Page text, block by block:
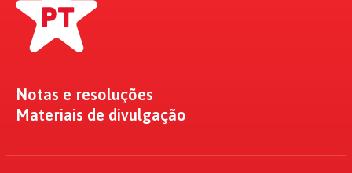
Notas e resoluções
Materiais de divulgação